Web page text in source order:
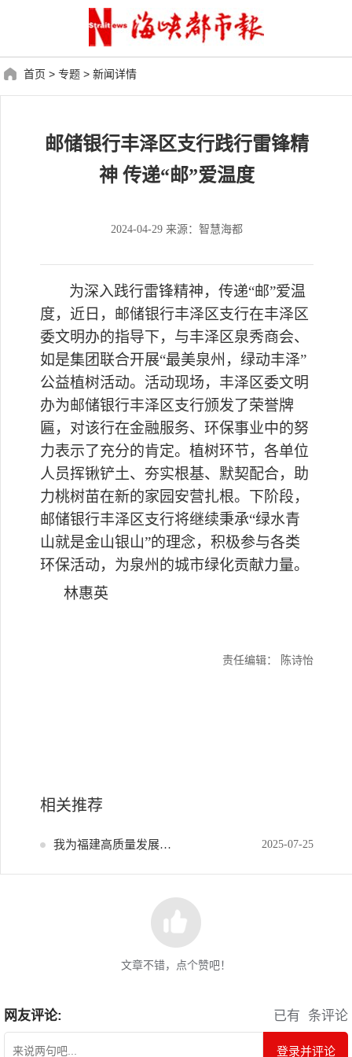
首页 > 专题 > 新闻详情
邮储银行丰泽区支行践行雷锋精
神 传递“邮”爱温度
2024-04-29 来源：智慧海都
为深入践行雷锋精神，传递“邮”爱温
度， 近日 ， 邮储银行丰泽区支行在丰泽区
委文明办的指导下，与丰泽区泉秀商会、
如是集团联合开展“最美泉州，绿动丰泽”
公益植树活动。活动现场，丰泽区委文明
办为邮储银行丰泽 区支行颁发了荣誉牌
匾，对该行在金融服务、 环保事业中的努
力表示了充分的肯定。植树环节， 各单位
人员挥锹铲土、夯实根基、默契配合，助
力桃树苗在新的家园安营扎根。 下阶段，
邮储银行丰泽 区支行将继续秉承“绿水青
山就是金山银山”的理念，积极参与各类
环保活动，为泉州的城市绿化贡献力量。
林惠英
责任编辑： 陈诗怡
相关推荐
我为福建高质量发展献策 2025-07-25
文章不错，点个赞吧！
网友评论: 已有 条评论
登录并评论